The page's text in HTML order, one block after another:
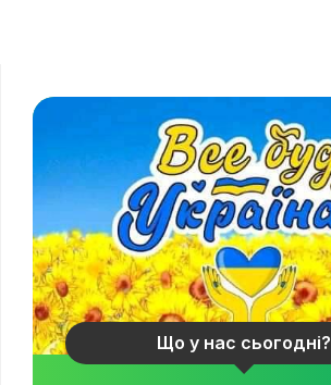
Що у нас сьогодні?